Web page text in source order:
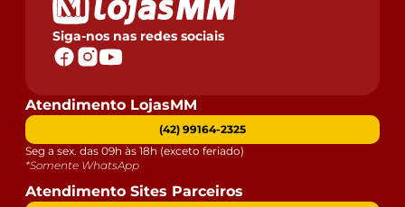
Siga-nos nas redes sociais
Atendimento LojasMM
(42) 99164-2325
Seg a sex. das 09h às 18h (exceto feriado)
*Somente WhatsApp
Atendimento Sites Parceiros